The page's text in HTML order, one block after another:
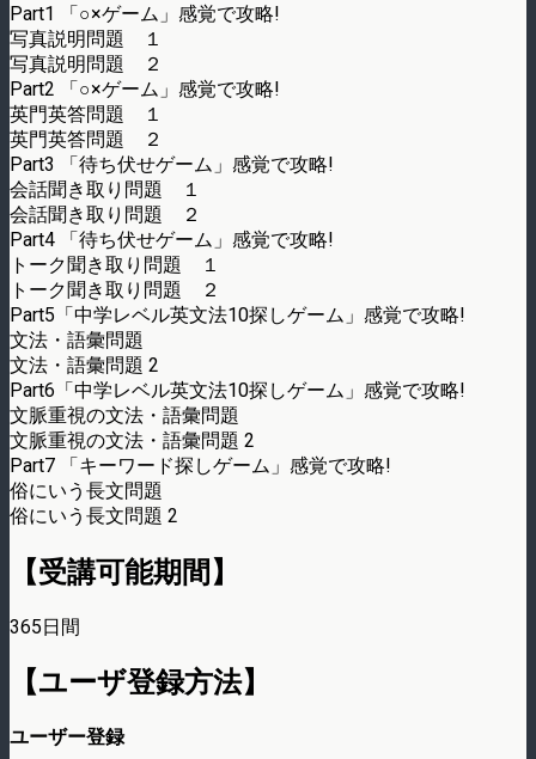
Part1 「○×ゲーム」感覚で攻略!
写真説明問題 １
写真説明問題 ２
Part2 「○×ゲーム」感覚で攻略!
英門英答問題 １
英門英答問題 ２
Part3 「待ち伏せゲーム」感覚で攻略!
会話聞き取り問題 １
会話聞き取り問題 ２
Part4 「待ち伏せゲーム」感覚で攻略!
トーク聞き取り問題 １
トーク聞き取り問題 ２
Part5「中学レベル英文法10探しゲーム」感覚で攻略!
文法・語彙問題
文法・語彙問題 2
Part6「中学レベル英文法10探しゲーム」感覚で攻略!
文脈重視の文法・語彙問題
文脈重視の文法・語彙問題 2
Part7 「キーワード探しゲーム」感覚で攻略!
俗にいう長文問題
俗にいう長文問題 2
【受講可能期間】
365日間
【ユーザ登録方法】
ユーザー登録